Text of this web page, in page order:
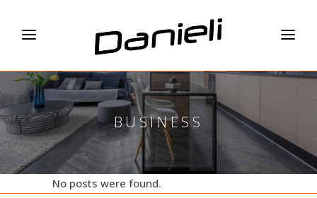
BUSINESS
No posts were found.